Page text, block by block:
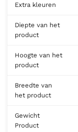
Extra kleuren
Diepte van het
product
Hoogte van het
product
Breedte van
het product
Gewicht
Product